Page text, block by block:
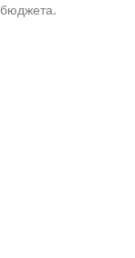
бюджета.